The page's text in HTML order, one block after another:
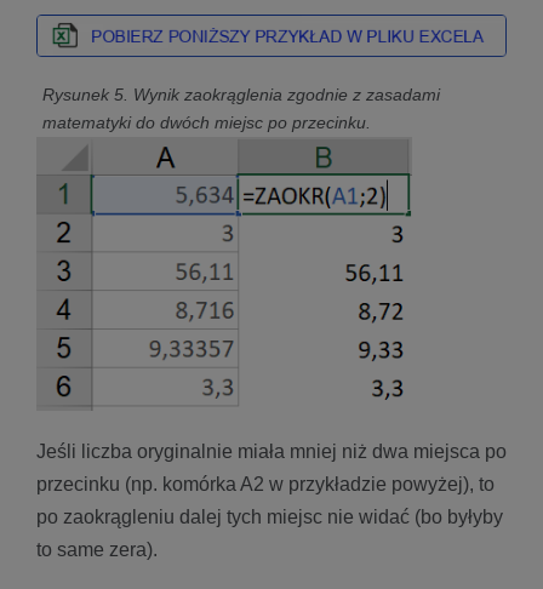
Rysunek 5. Wynik zaokrąglenia zgodnie z zasadami
matematyki do dwóch miejsc po przecinku.
Jeśli liczba oryginalnie miała mniej niż dwa miejsca po
przecinku (np. komórka A2 w przykładzie powyżej), to
po zaokrągleniu dalej tych miejsc nie widać (bo byłyby
to same zera).